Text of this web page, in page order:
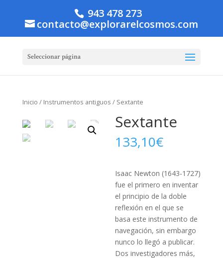
943 478 273
contacto@explorarelcosmos.com
Seleccionar página
Inicio / Instrumentos antiguos / Sextante
Sextante
133,10€
Isaac Newton (1643-1727)
fue el primero en inventar
el principio de la doble
reflexión en el que se
basa este instrumento de
navegación, sin embargo
nunco lo llegó a publicar.
Dos investigadores más,